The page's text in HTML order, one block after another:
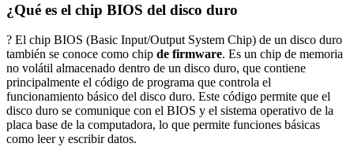
¿Qué es el chip BIOS del disco duro
? El chip BIOS (Basic Input/Output System Chip) de un disco duro
también se conoce como chip de firmware. Es un chip de memoria
no volátil almacenado dentro de un disco duro, que contiene
principalmente el código de programa que controla el
funcionamiento básico del disco duro. Este código permite que el
disco duro se comunique con el BIOS y el sistema operativo de la
placa base de la computadora, lo que permite funciones básicas
como leer y escribir datos.